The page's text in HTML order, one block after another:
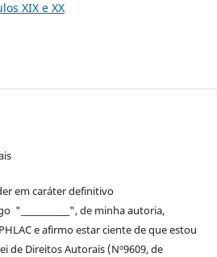
XIX e XX
em caráter definitivo
"____________", de minha autoria,
e afirmo estar ciente de que estou
de DireitosAutorais(Nº9609, de